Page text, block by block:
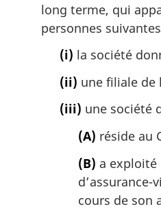
long terme, qui
personnes
(i) la société
(ii) une filiale de
(iii) une société
(A) réside au
(B) a exploité
d’assurance-
cours de son